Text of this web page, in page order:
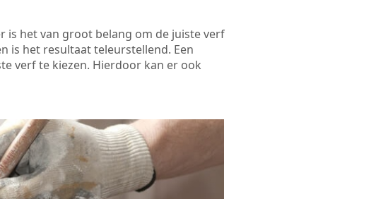
is het van groot belang om de juiste verf
is het resultaat teleurstellend. Een
verf te kiezen. Hierdoor kan er ook